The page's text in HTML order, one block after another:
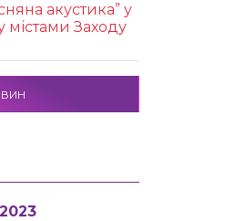
акустика” у
містами Заходу